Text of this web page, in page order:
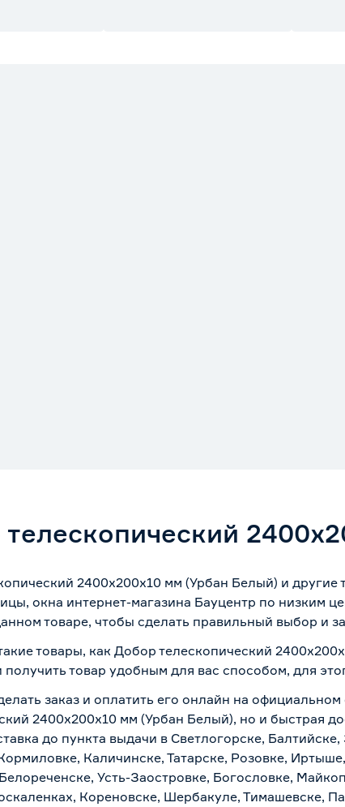
2400х200х10 мм (Урбан Белый) и
окна интернет-магазина Бауцентр по низким
товаре, чтобы сделать правильный выбор и
товары, как Добор телескопический
получить товар удобным для вас способом, для
заказ и оплатить его онлайн на
2400х200х10 мм (Урбан Белый), но и быстрая
до пункта выдачи в Светлогорске,
Каличинске, Татарске, Розовке,
Усть-Заостровке, Богословке,
Кореновске, Шербакуле, Тимашевске,